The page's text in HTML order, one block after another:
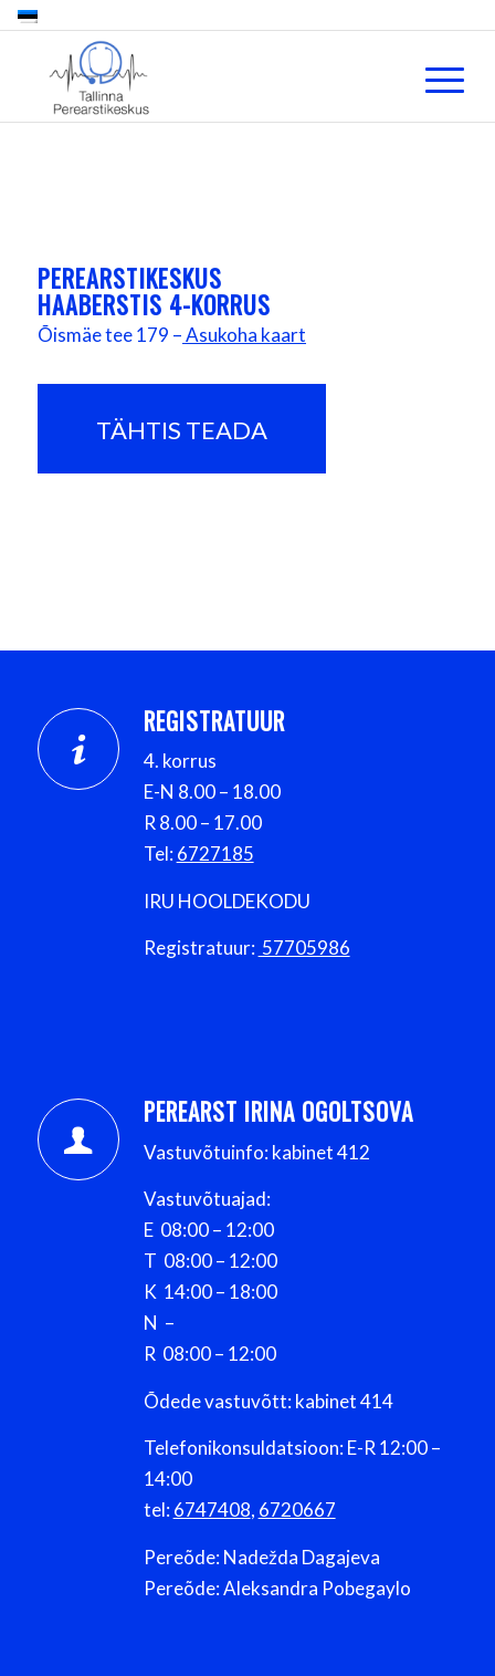
PEREARSTIKESKUS
HAABERSTIS 4-KORRUS
Õismäe tee 179 –Asukoha kaart
TÄHTIS TEADA
REGISTRATUUR
4. korrus
E-N 8.00 – 18.00
R 8.00 – 17.00
Tel:6727185
IRU HOOLDEKODU
Registratuur: 57705986
PEREARST IRINA OGOLTSOVA
Vastuvõtuinfo: kabinet 412
Vastuvõtuajad:
E 08:00 – 12:00
T 08:00 – 12:00
K 14:00 – 18:00
N –
R 08:00 – 12:00
Õdede vastuvõtt: kabinet 414
Telefonikonsuldatsioon: E-R 12:00 –
14:00
tel:6747408, 6720667
Pereõde: Nadežda Dagajeva
Pereõde: Aleksandra Pobegaylo